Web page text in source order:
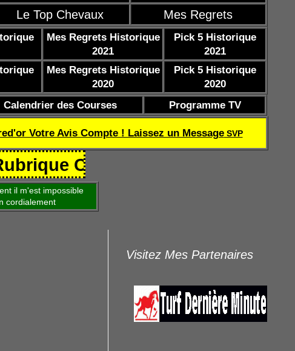
Le Top Chevaux Mes Regrets
Mes Regrets Historique
2021
Pick 5 Historique
2021
Mes Regrets Historique
2020
Pick 5 Historique
2020
Calendrier des Courses Programme TV
Votre Avis Compte ! Laissez un MessageSVP
de réussite TQOQD 24
il m'est impossible
Visitez Mes Partenaires